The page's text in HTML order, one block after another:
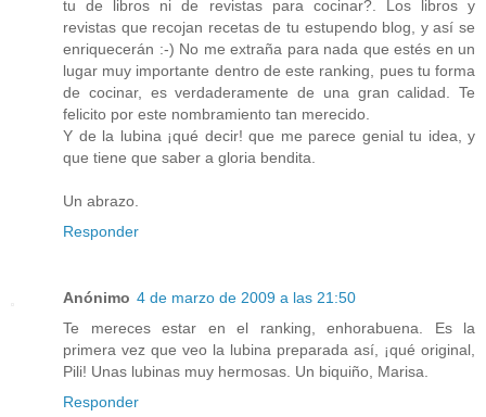
tu de libros ni de revistas para cocinar?. Los libros y
revistas que recojan recetas de tu estupendo blog, y así se
enriquecerán :-) No me extraña para nada que estés en un
lugar muy importante dentro de este ranking, pues tu forma
de cocinar, es verdaderamente de una gran calidad. Te
felicito por este nombramiento tan merecido.
Y de la lubina ¡qué decir! que me parece genial tu idea, y
que tiene que saber a gloria bendita.
Un abrazo.
Responder
Anónimo 4 de marzo de 2009 a las 21:50
Te mereces estar en el ranking, enhorabuena. Es la
primera vez que veo la lubina preparada así, ¡qué original,
Pili! Unas lubinas muy hermosas. Un biquiño, Marisa.
Responder